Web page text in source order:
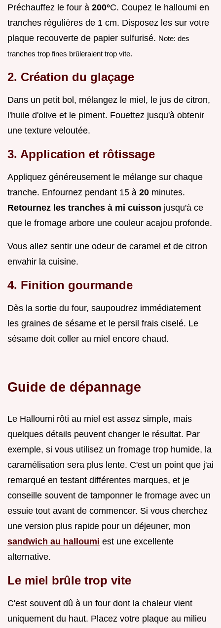
Préchauffez le four à 200°C. Coupez le halloumi en
tranches régulières de 1 cm. Disposez les sur votre
plaque recouverte de papier sulfurisé. Note: des
tranches trop fines brûleraient trop vite.
2. Création du glaçage
Dans un petit bol, mélangez le miel, le jus de citron,
l'huile d'olive et le piment. Fouettez jusqu'à obtenir
une texture veloutée.
3. Application et rôtissage
Appliquez généreusement le mélange sur chaque
tranche. Enfournez pendant 15 à 20 minutes.
Retournez les tranches à mi cuisson jusqu'à ce
que le fromage arbore une couleur acajou profonde.
Vous allez sentir une odeur de caramel et de citron
envahir la cuisine.
4. Finition gourmande
Dès la sortie du four, saupoudrez immédiatement
les graines de sésame et le persil frais ciselé. Le
sésame doit coller au miel encore chaud.
Guide de dépannage
Le Halloumi rôti au miel est assez simple, mais
quelques détails peuvent changer le résultat. Par
exemple, si vous utilisez un fromage trop humide, la
caramélisation sera plus lente. C'est un point que j'ai
remarqué en testant différentes marques, et je
conseille souvent de tamponner le fromage avec un
essuie tout avant de commencer. Si vous cherchez
une version plus rapide pour un déjeuner, mon
sandwich au halloumi est une excellente
alternative.
Le miel brûle trop vite
C'est souvent dû à un four dont la chaleur vient
uniquement du haut. Placez votre plaque au milieu